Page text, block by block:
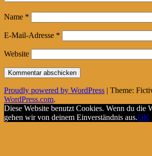
Name *
E-Mail-Adresse *
Website
Proudly powered by WordPress | Theme:
WordPress.com.
Diese Website benutzt Cookies. Wenn du die
gehen wir von deinem Einverständnis aus.OK